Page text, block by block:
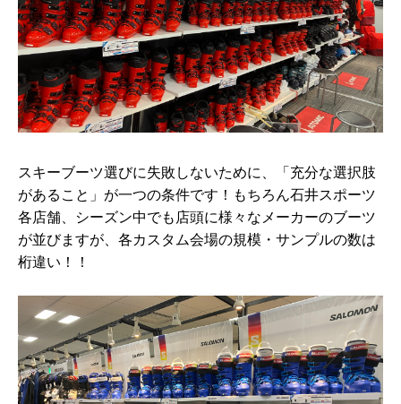
スキーブーツ選びに失敗しないために、「充分な選択肢
があること」が一つの条件です！もちろん石井スポーツ
各店舗、シーズン中でも店頭に様々なメーカーのブーツ
が並びますが、各カスタム会場の規模・サンプルの数は
桁違い！！